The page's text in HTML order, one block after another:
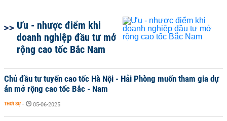
Ưu - nhược điểm khi
doanh nghiệp đầu tư mở
rộng cao tốc Bắc Nam
Chủ đầu tư tuyến cao tốc Hà Nội - Hải Phòng muốn tham gia dự
án mở rộng cao tốc Bắc - Nam
THỜI SỰ - 05-06-2025